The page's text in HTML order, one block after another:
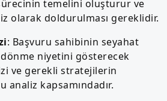
temelini oluşturur ve
olarak doldurulması gereklidir.
: Başvuru sahibinin seyahat
niyetini gösterecek
ve gerekli stratejilerin
analiz kapsamındadır.